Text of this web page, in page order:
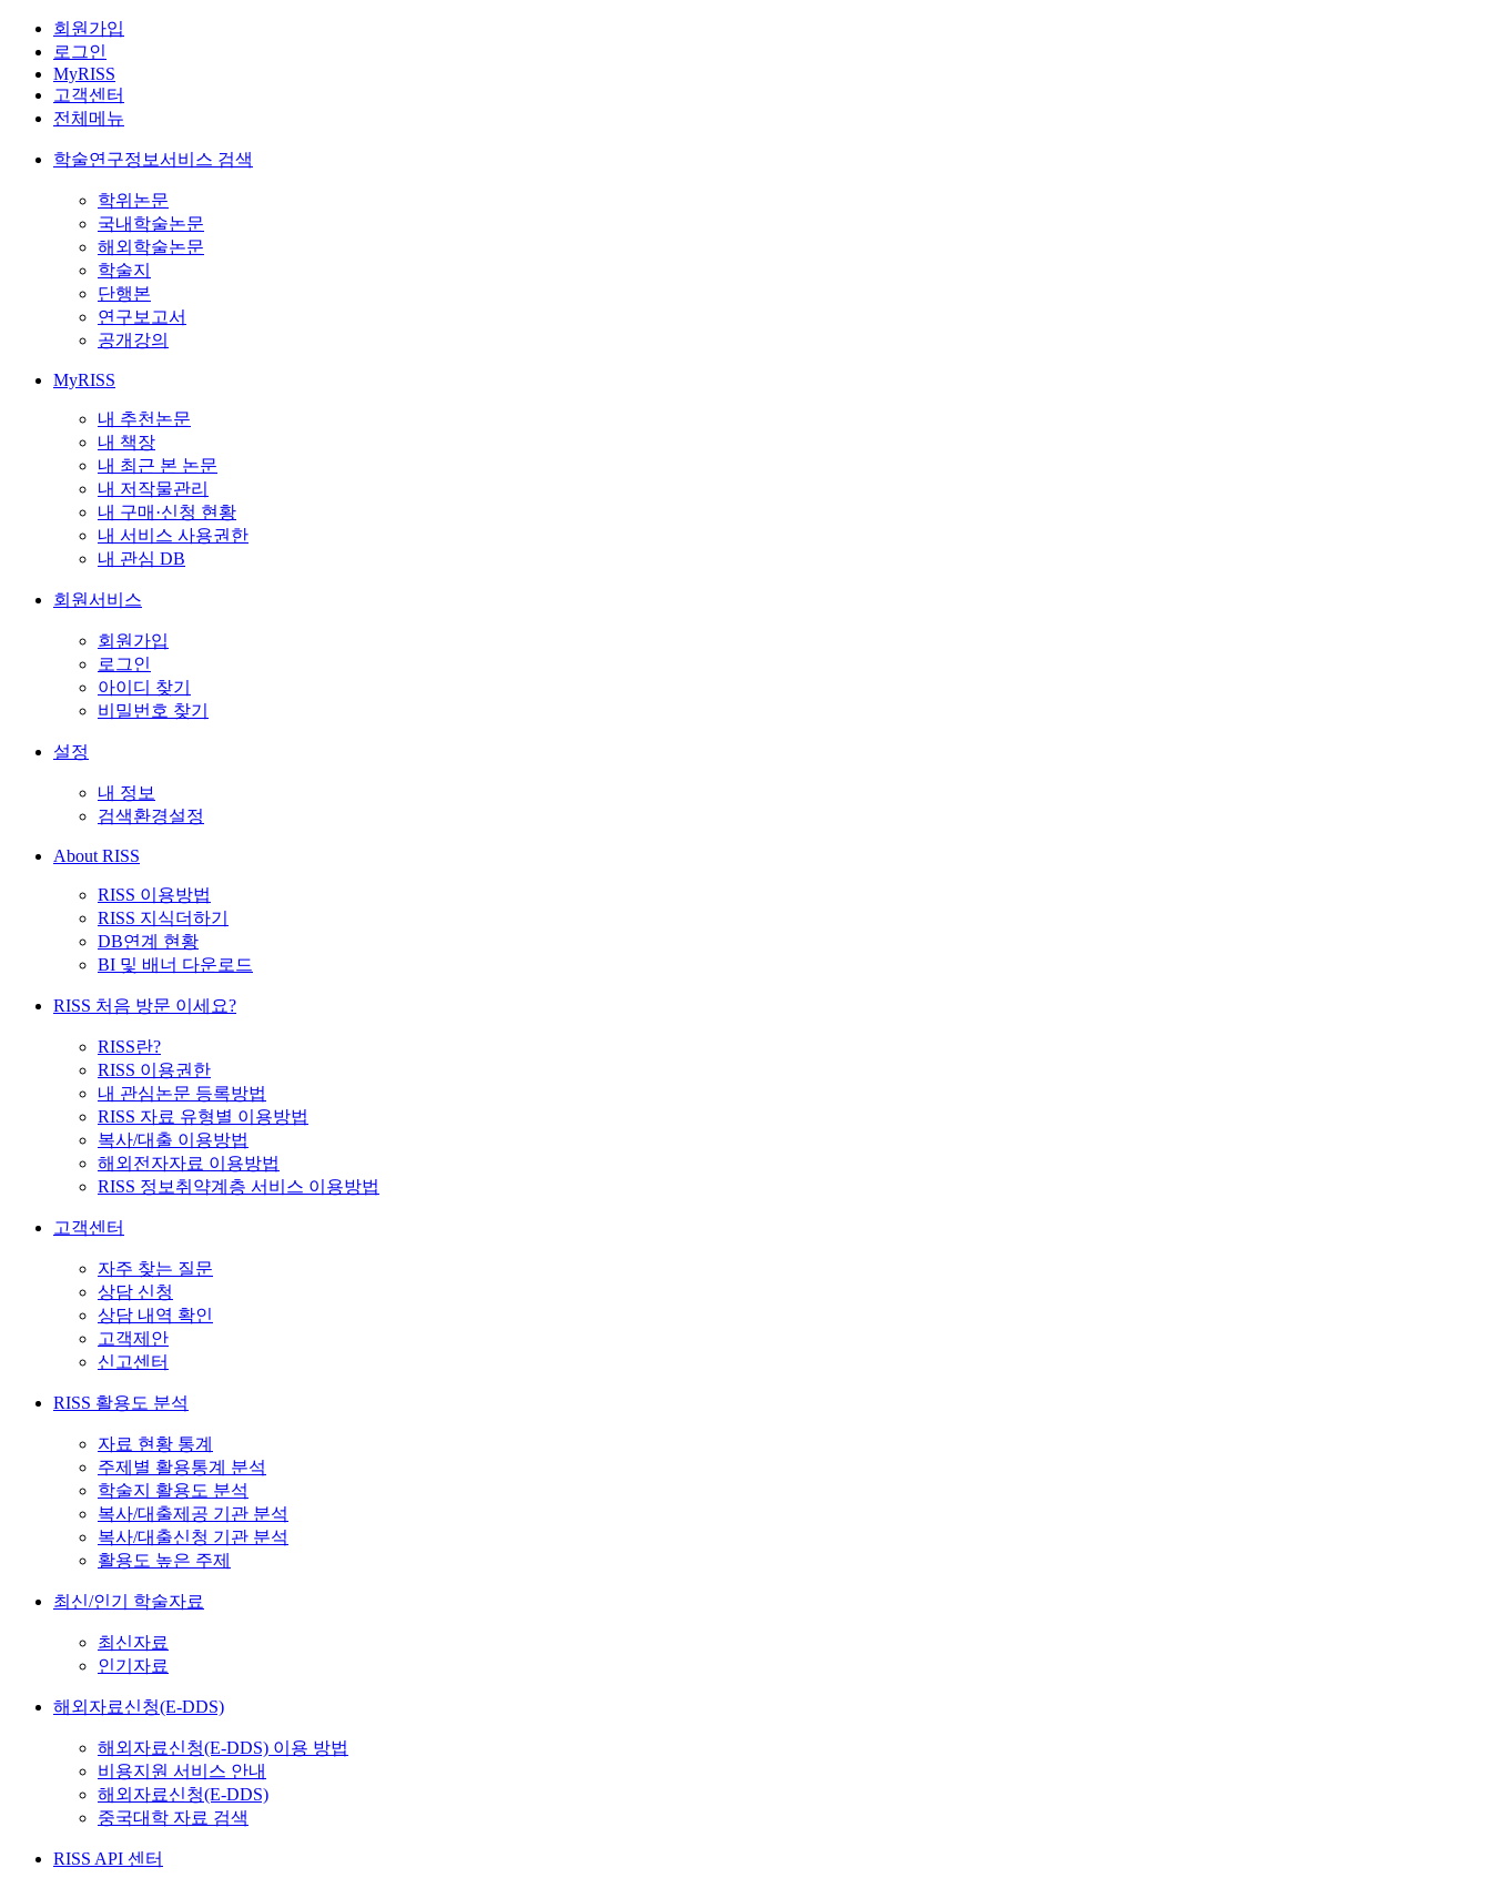
회원가입
로그인
MyRISS
고객센터
전체메뉴
학술연구정보서비스 검색
학위논문
국내학술논문
해외학술논문
학술지
단행본
연구보고서
공개강의
MyRISS
내 추천논문
내 책장
내 최근 본 논문
내 저작물관리
내 구매·신청 현황
내 서비스 사용권한
내 관심 DB
회원서비스
회원가입
로그인
아이디 찾기
비밀번호 찾기
설정
내 정보
검색환경설정
About RISS
RISS 이용방법
RISS 지식더하기
DB연계 현황
BI 및 배너 다운로드
RISS 처음 방문 이세요?
RISS란?
RISS 이용권한
내 관심논문 등록방법
RISS 자료 유형별 이용방법
복사/대출 이용방법
해외전자자료 이용방법
RISS 정보취약계층 서비스 이용방법
고객센터
자주 찾는 질문
상담 신청
상담 내역 확인
고객제안
신고센터
RISS 활용도 분석
자료 현황 통계
주제별 활용통계 분석
학술지 활용도 분석
복사/대출제공 기관 분석
복사/대출신청 기관 분석
활용도 높은 주제
최신/인기 학술자료
최신자료
인기자료
해외자료신청(E-DDS)
해외자료신청(E-DDS) 이용 방법
비용지원 서비스 안내
해외자료신청(E-DDS)
중국대학 자료 검색
RISS API 센터